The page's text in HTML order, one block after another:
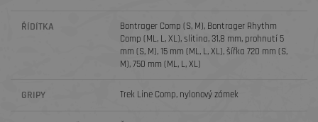
ŘÍDÍTKA
Bontrager Comp (S, M), Bontrager Rhythm
Comp (ML, L, XL), slitina, 31,8 mm, prohnutí 5
mm (S, M), 15 mm (ML, L, XL), šířka 720 mm (S,
M), 750 mm (ML, L, XL)
GRIPY Trek Line Comp, nylonový zámek